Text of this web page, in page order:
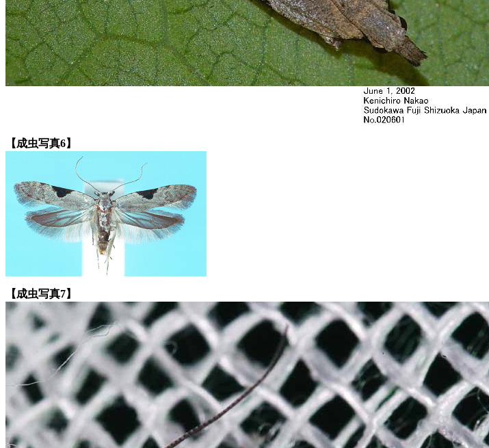
【成虫写真6】
【成虫写真7】